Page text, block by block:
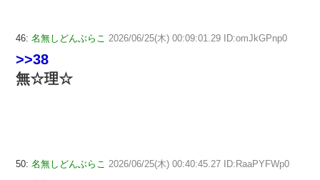
46: 名無しどんぶらこ 2026/06/25(木) 00:09:01.29 ID:omJkGPnp0
>>38
無☆理☆
50: 名無しどんぶらこ 2026/06/25(木) 00:40:45.27 ID:RaaPYFWp0